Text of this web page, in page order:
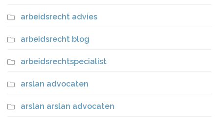
arbeidsrecht advies
arbeidsrecht blog
arbeidsrechtspecialist
arslan advocaten
arslan arslan advocaten